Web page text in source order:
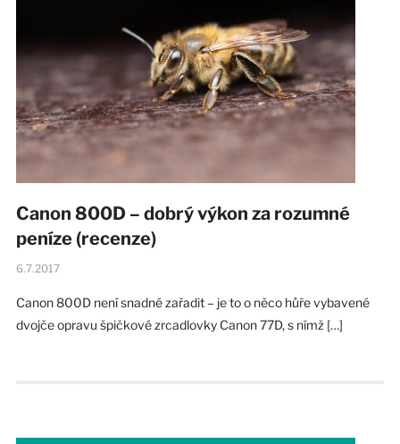
Canon 800D – dobrý výkon za rozumné
peníze (recenze)
6.7.2017
Canon 800D není snadné zařadit – je to o něco hůře vybavené
dvojče opravu špičkové zrcadlovky Canon 77D, s nímž […]